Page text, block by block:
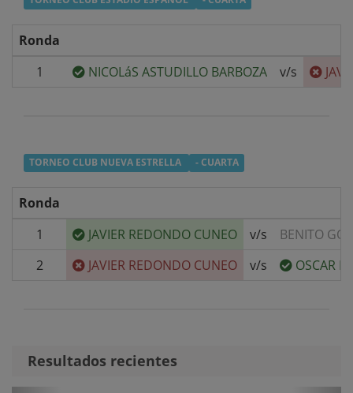
Ronda
1
NICOLáS ASTUDILLO BARBOZA v/s
TORNEO CLUB NUEVA ESTRELLA - CUARTA
Ronda
1
JAVIER REDONDO CUNEO v/s
BENITO
2
JAVIER REDONDO CUNEO v/s OSCAR
Resultados recientes